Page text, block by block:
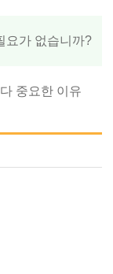
요가 없습니까?
중요한 이유